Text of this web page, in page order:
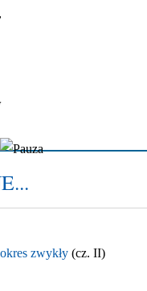
,
okres zwykły (cz. II)